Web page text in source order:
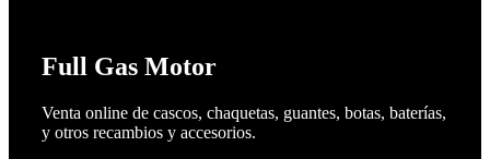
Full Gas Motor
Venta online de cascos, chaquetas, guantes, botas, baterías,
y otros recambios y accesorios.